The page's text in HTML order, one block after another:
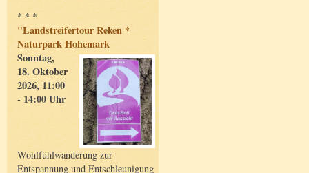
* * *
"Landstreifertour Reken *
Naturpark Hohemark
Sonntag,
18. Oktober
2026, 11:00
- 14:00 Uhr
Wohlfühlwanderung zur
Entspannung und Entschleunigung